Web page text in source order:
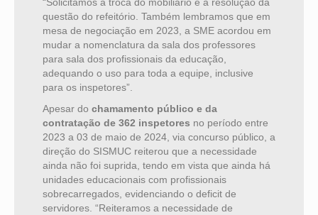
questão do refeitório. Também lembramos que em
mesa de negociação em 2023, a SME acordou em
mudar a nomenclatura da sala dos professores
para sala dos profissionais da educação,
adequando o uso para toda a equipe, inclusive
para os inspetores”.
Apesar do chamamento público e da
contratação de 362 inspetores no período entre
2023 a 03 de maio de 2024, via concurso público, a
direção do SISMUC reiterou que a necessidade
ainda não foi suprida, tendo em vista que ainda há
unidades educacionais com profissionais
sobrecarregados, evidenciando o deficit de
servidores. “Reiteramos a necessidade de